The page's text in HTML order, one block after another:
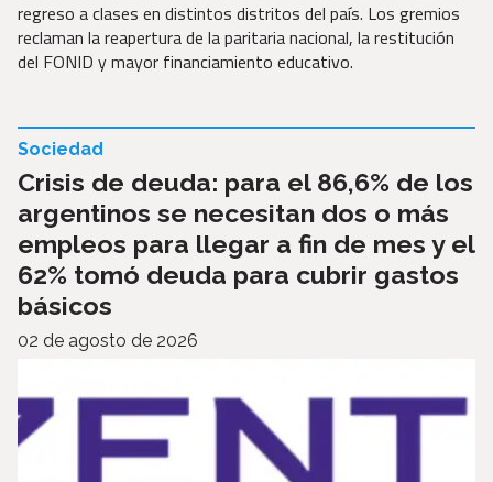
regreso a clases en distintos distritos del país. Los gremios
reclaman la reapertura de la paritaria nacional, la restitución
del FONID y mayor financiamiento educativo.
Crisis de deuda: para el 86,6% de los
argentinos se necesitan dos o más
empleos para llegar a fin de mes y el
62% tomó deuda para cubrir gastos
básicos
Sociedad
02 de agosto de 2026